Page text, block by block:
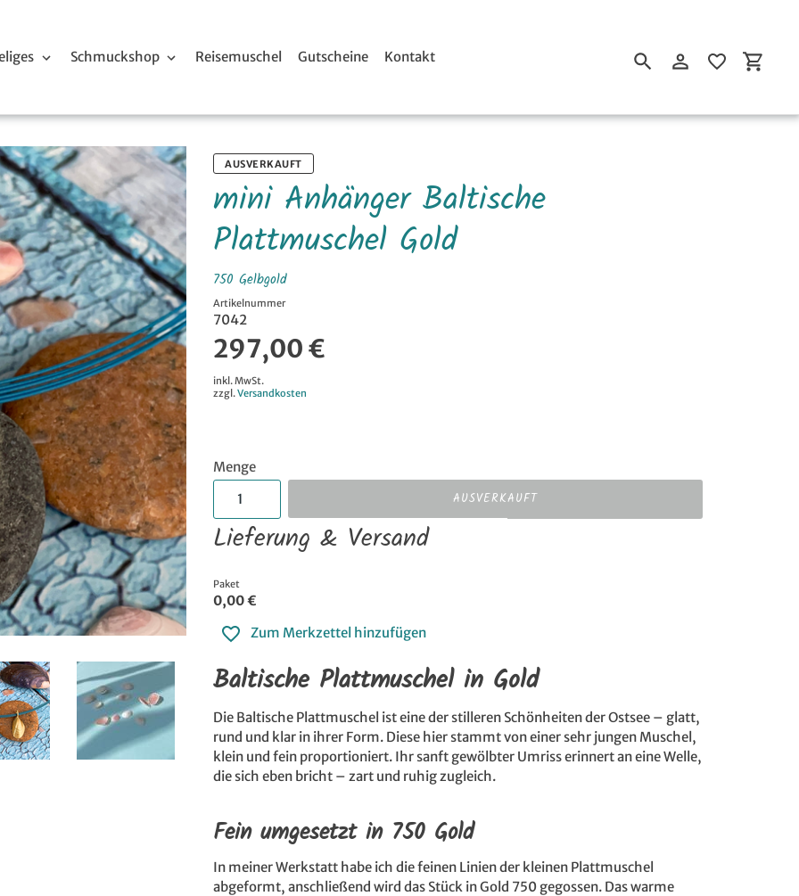
Schmuckshop Reisemuschel Gutscheine Kontakt
SuchenEinloggen
AUSVERKAUFT
mini Anhänger Baltische
Plattmuschel Gold
750 Gelbgold
Artikelnummer
7042
297,00 €
inkl. MwSt.
zzgl.Versandkosten
Menge
AUSVERKAUFT
Lieferung & Versand
Paket
0,00 €
Zum Merkzettel hinzufügen
Baltische Plattmuschel in Gold
Die Baltische Plattmuschel ist eine der stilleren Schönheiten der Ostsee – glatt,
rund und klar in ihrer Form. Diese hier stammt von einer sehr jungen Muschel,
klein und fein proportioniert. Ihr sanft gewölbter Umriss erinnert an eine Welle,
die sich eben bricht – zart und ruhig zugleich.
Fein umgesetzt in 750 Gold
In meiner Werkstatt habe ich die feinen Linien der kleinen Plattmuschel
abgeformt, anschließend wird das Stück in Gold 750 gegossen. Das warme